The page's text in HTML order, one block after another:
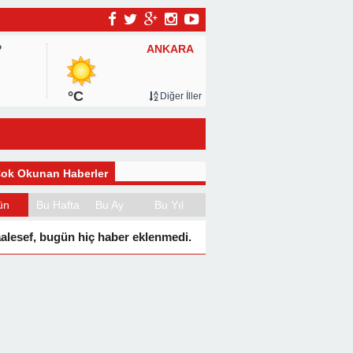
ANKARA
°C Diğer İller
Okunan Haberler
Bu Hafta Bu Ay Bu Yıl
bugün hiç haber eklenmedi.